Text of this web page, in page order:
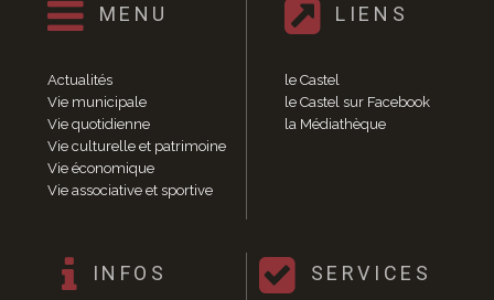
Sécurité publique
Poste
Eau
Assainissement
Gaz
Électricité
Environnement et cadre de vie
Affichage libre
MENU
Actualités
Vie municipale
Vie quotidienne
Vie culturelle et patrimoine
Vie économique
Vie associative et sportive
LIENS
le Castel
le Castel sur Facebook
la Médiathèque
INFOS SERVICES